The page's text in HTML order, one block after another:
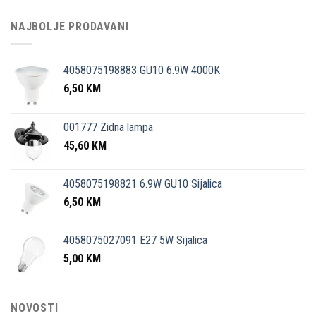
NAJBOLJE PRODAVANI
4058075198883 GU10 6.9W 4000K
6,50 KM
001777 Zidna lampa
45,60 KM
4058075198821 6.9W GU10 Sijalica
6,50 KM
4058075027091 E27 5W Sijalica
5,00 KM
NOVOSTI